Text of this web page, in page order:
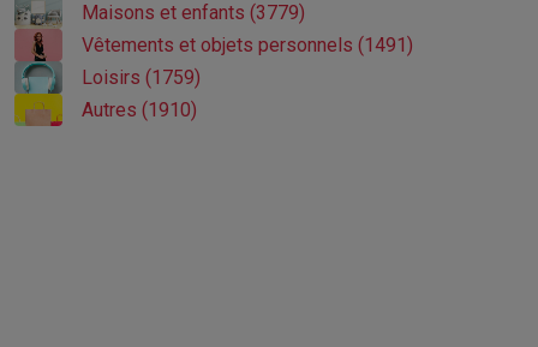
Maisons et enfants (3779)
Vêtements et objets personnels (1491)
Loisirs (1759)
Autres (1910)